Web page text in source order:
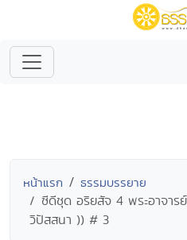
หน้าแรก ธรรมบรรยาย
ซีดีชุด อริยสัจ 4 พระอาจ
วิปัสสนา )) # 3